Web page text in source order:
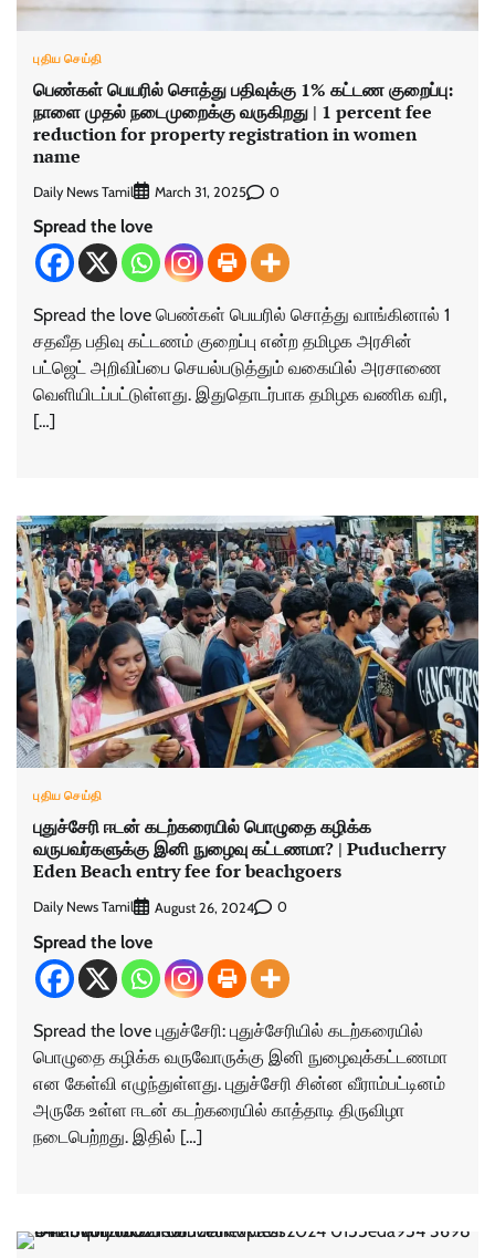
புதிய செய்தி
பெண்கள் பெயரில் சொத்து பதிவுக்கு 1% கட்டண குறைப்பு:
நாளை முதல் நடைமுறைக்கு வருகிறது | 1 percent fee
reduction for property registration in women
name
Daily News Tamil March 31, 2025 0
Spread the love
Spread the love பெண்கள் பெயரில் சொத்து வாங்கினால் 1
சதவீத பதிவு கட்டணம் குறைப்பு என்ற தமிழக அரசின்
பட்ஜெட் அறிவிப்பை செயல்படுத்தும் வகையில் அரசாணை
வெளியிடப்பட்டுள்ளது. இதுதொடர்பாக தமிழக வணிக வரி,
[…]
புதிய செய்தி
புதுச்சேரி ஈடன் கடற்கரையில் பொழுதை கழிக்க
வருபவர்களுக்கு இனி நுழைவு கட்டணமா? | Puducherry
Eden Beach entry fee for beachgoers
Daily News Tamil August 26, 2024 0
Spread the love
Spread the love புதுச்சேரி: புதுச்சேரியில் கடற்கரையில்
பொழுதை கழிக்க வருவோருக்கு இனி நுழைவுக்கட்டணமா
என கேள்வி எழுந்துள்ளது. புதுச்சேரி சின்ன வீராம்பட்டினம்
அருகே உள்ள ஈடன் கடற்கரையில் காத்தாடி திருவிழா
நடைபெற்றது. இதில் […]